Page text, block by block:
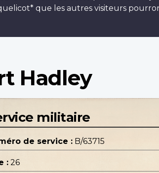
que les autres visiteurs
Hadley
militaire
de service : B/63715
: 26